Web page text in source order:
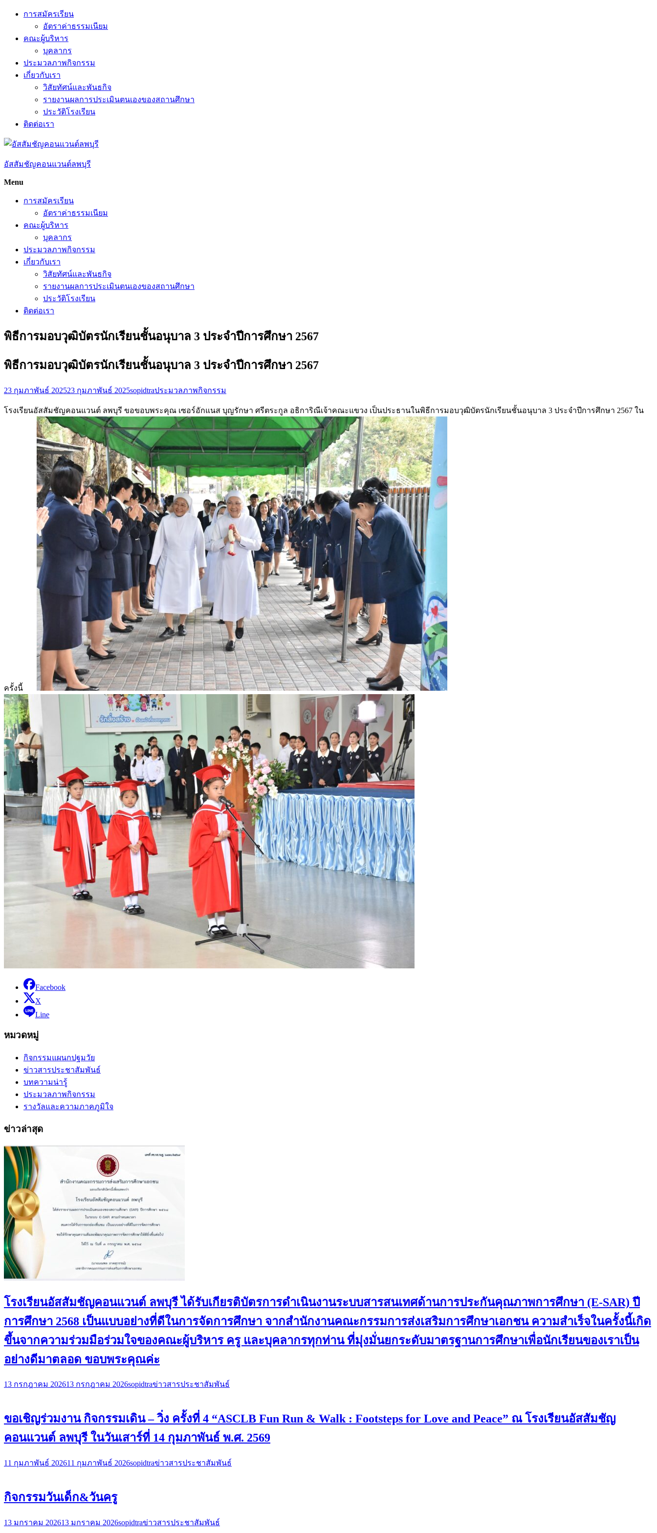
Skip
การสมัครเรียน
อัตราค่าธรรมเนียม
คณะผู้บริหาร
บุคลากร
ประมวลภาพกิจกรรม
เกี่ยวกับเรา
วิสัยทัศน์และพันธกิจ
รายงานผลการประเมินตนเองของสถานศึกษา
ประวัติโรงเรียน
ติดต่อเรา
อัสสัมชัญคอนแวนต์ลพบุรี
Menu
การสมัครเรียน
อัตราค่าธรรมเนียม
คณะผู้บริหาร
บุคลากร
ประมวลภาพกิจกรรม
เกี่ยวกับเรา
วิสัยทัศน์และพันธกิจ
รายงานผลการประเมินตนเองของสถานศึกษา
ประวัติโรงเรียน
ติดต่อเรา
พิธีการมอบวุฒิบัตรนักเรียนชั้นอนุบาล 3 ประจำปีการศึกษา 2567
พิธีการมอบวุฒิบัตรนักเรียนชั้นอนุบาล 3 ประจำปีการศึกษา 2567
23 กุมภาพันธ์ 202523 กุมภาพันธ์ 2025sopidtraประมวลภาพกิจกรรม
โรงเรียนอัสสัมชัญคอนแวนต์ ลพบุรี ขอขอบพระคุณ เซอร์อักแนส บุญรักษา ศรีตระกูล อธิการิณีเจ้าคณะแขวง เป็นประธานในพิธีการมอบวุฒิบัตรนักเรียนชั้นอนุบาล 3 ประจำปีการศึกษา 2567 ใน
ครั้งนี้
Facebook
X
Line
หมวดหมู่
กิจกรรมแผนกปฐมวัย
ข่าวสารประชาสัมพันธ์
บทความน่ารู้
ประมวลภาพกิจกรรม
รางวัลและความภาคภูมิใจ
ข่าวล่าสุด
โรงเรียนอัสสัมชัญคอนแวนต์ ลพบุรี ได้รับเกียรติบัตรการดำเนินงานระบบสารสนเทศด้านการประกันคุณภาพการศึกษา (E-SAR) ปี
การศึกษา 2568 เป็นแบบอย่างที่ดีในการจัดการศึกษา จากสำนักงานคณะกรรมการส่งเสริมการศึกษาเอกชน ความสำเร็จในครั้งนี้เกิด
ขึ้นจากความร่วมมือร่วมใจของคณะผู้บริหาร ครู และบุคลากรทุกท่าน ที่มุ่งมั่นยกระดับมาตรฐานการศึกษาเพื่อนักเรียนของเราเป็น
อย่างดีมาตลอด ขอบพระคุณค่ะ
13 กรกฎาคม 202613 กรกฎาคม 2026sopidtraข่าวสารประชาสัมพันธ์
ขอเชิญร่วมงาน กิจกรรมเดิน – วิ่ง ครั้งที่ 4 “ASCLB Fun Run & Walk : Footsteps for Love and Peace” ณ โรงเรียนอัสสัมชัญ
คอนแวนต์ ลพบุรี ในวันเสาร์ที่ 14 กุมภาพันธ์ พ.ศ. 2569
11 กุมภาพันธ์ 202611 กุมภาพันธ์ 2026sopidtraข่าวสารประชาสัมพันธ์
กิจกรรมวันเด็ก&วันครู
13 มกราคม 202613 มกราคม 2026sopidtraข่าวสารประชาสัมพันธ์